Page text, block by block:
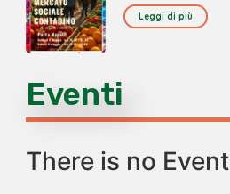
Leggi di più
Eventi
There is no Event